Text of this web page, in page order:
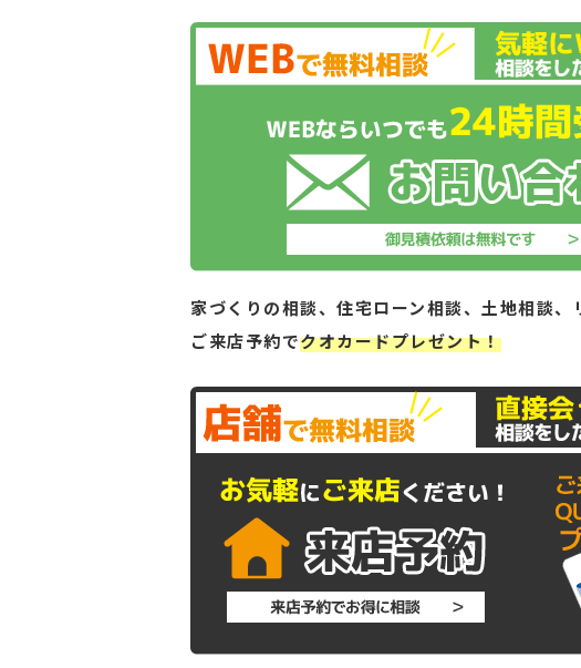
家づくりの相談、住宅ローン相談、土地相談
ご来店予約でクオカードプレゼント！